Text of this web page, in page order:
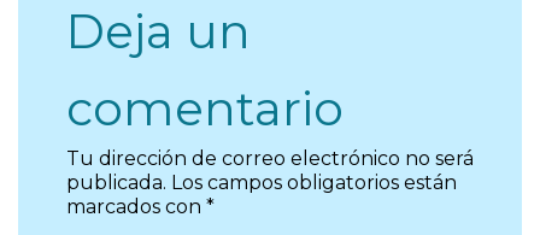
Deja un
comentario
Tu dirección de correo electrónico no será
publicada. Los campos obligatorios están
marcados con *